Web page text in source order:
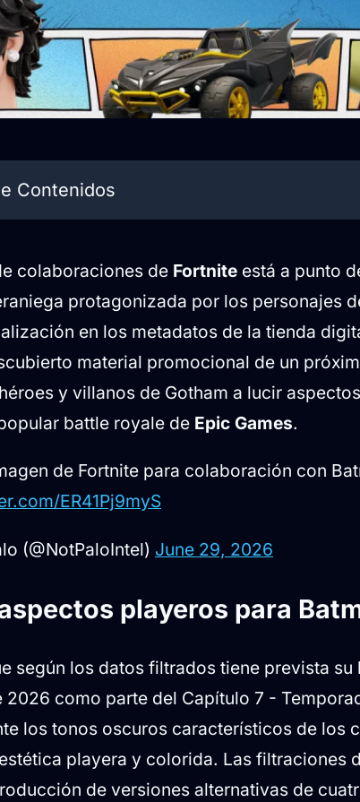
Contenidos
modificados, mascotas y nuevas
colaboraciones de Fortnite está a punto
protagonizada por los personajes
en los metadatos de la tienda
material promocional de un
y villanos de Gotham a lucir
battle royale de Epic Games.
de Fortnite para colaboración con
ER41Pj9myS
(@NotPaloIntel) June 29, 2026
playeros para
según los datos filtrados tiene prevista
2026 como parte del Capítulo 7 -
los tonos oscuros característicos de los
playera y colorida. Las filtraciones
de versiones alternativas de